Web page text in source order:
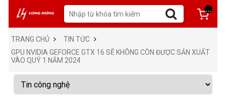
...
TRANG CHỦ
TIN TỨC
GPU NVIDIA GEFORCE GTX 16 SẼ KHÔNG CÒN ĐƯỢC SẢN XUẤT
VÀO QUÝ 1 NĂM 2024